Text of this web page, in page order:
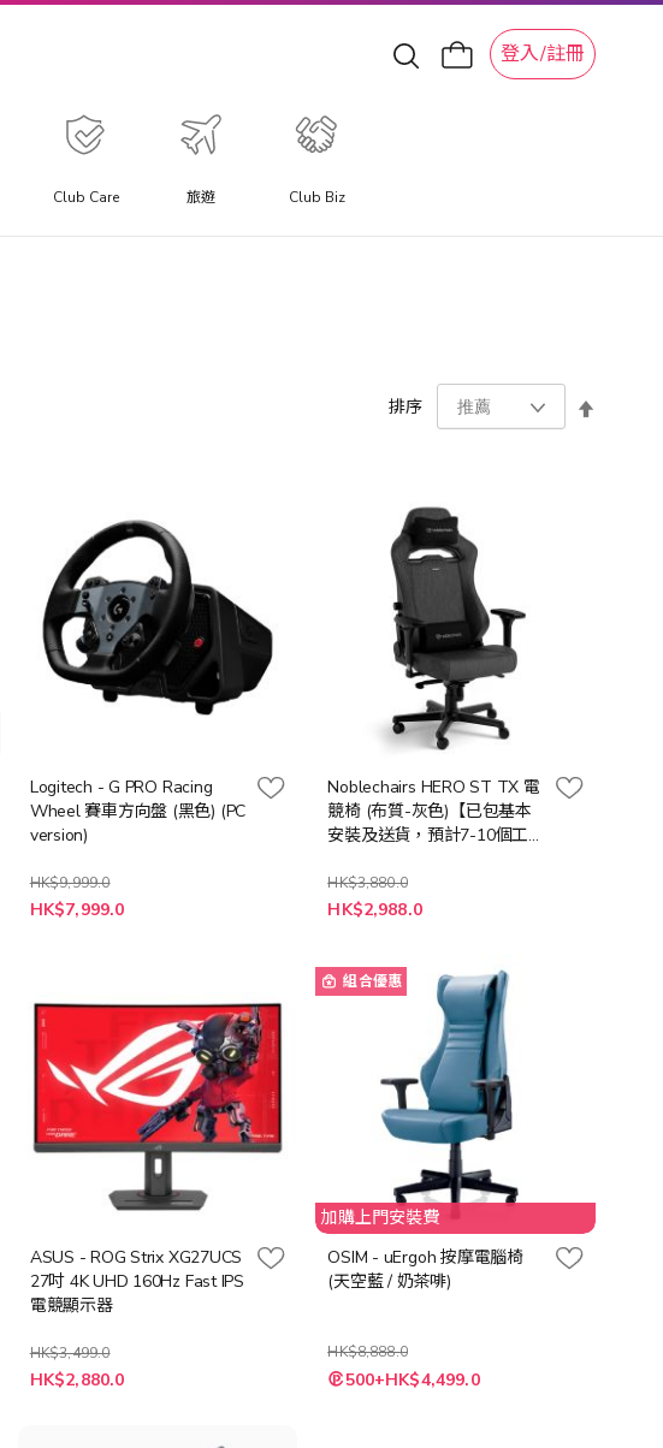
登入/註冊
Club Care 旅遊 Club Biz
排序
Logitech - G PRO Racing
Wheel 賽車方向盤 (黑色) (PC
version)
HK$9,999.0
特
殊
HK$7,999.0
Noblechairs HERO ST TX 電
競椅 (布質-灰色)【已包基本
安裝及送貨，預計7-10個工作
HK$3,880.0
特
殊
HK$2,988.0
ASUS - ROG Strix XG27UCS
27吋 4K UHD 160Hz Fast IPS
電競顯示器
HK$3,499.0
特
殊
HK$2,880.0
組合優惠
加購上門安裝費
OSIM - uErgoh 按摩電腦椅
(天空藍 / 奶茶啡)
HK$8,888.0
500+HK$4,499.0